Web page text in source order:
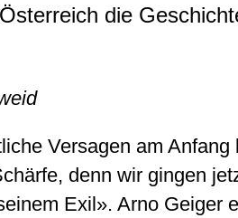
die
Versagen am
denn wir gingen
Exil». Arno Geiger